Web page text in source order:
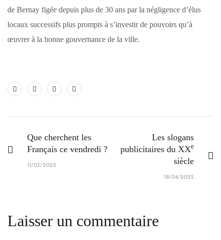
de Bernay figée depuis plus de 30 ans par la négligence d’élus
locaux successifs plus prompts à s’investir de pouvoirs qu’à
œuvrer à la bonne gouvernance de la ville.
Que cherchent les
Français ce vendredi ?
11/03/2022
Les slogans
publicitaires du XXe
siècle
18/04/2022
Laisser un commentaire